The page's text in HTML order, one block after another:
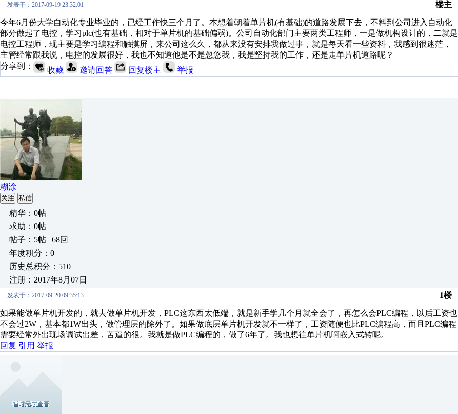
发表于：2017-09-19 23:32:01 楼主
今年6月份大学自动化专业毕业的，已经工作快三个月了。本想着朝着单片机(有基础)的道路发展下去，不料到公司进入自动化
部分做起了电控，学习plc(也有基础，相对于单片机的基础偏弱)。公司自动化部门主要两类工程师，一是做机构设计的，二就是
电控工程师，现主要是学习编程和触摸屏，来公司这么久，都从来没有安排我做过事，就是每天看一些资料，我感到很迷茫，
主管经常跟我说，电控的发展很好，我也不知道他是不是忽悠我，我是堅持我的工作，还是走单片机道路呢？
分享到：
收藏 邀请回答 回复楼主 举报
糊涂
关注 私信
精华：0帖
求助：0帖
帖子：5帖 | 68回
年度积分：0
历史总积分：510
注册：2017年8月07日
发表于：2017-09-20 09:35:13 1楼
如果能做单片机开发的，就去做单片机开发，PLC这东西太低端，就是新手学几个月就全会了，再怎么会PLC编程，以后工资也
不会过2W，基本都1W出头，做管理层的除外了。如果做底层单片机开发就不一样了，工资随便也比PLC编程高，而且PLC编程
需要经常外出现场调试出差，苦逼的很。我就是做PLC编程的，做了6年了。我也想往单片机啊嵌入式转呢。
回复 引用 举报